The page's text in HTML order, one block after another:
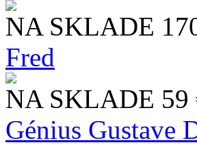
NA SKLADE
Fred
NA SKLADE 59
Génius Gustave